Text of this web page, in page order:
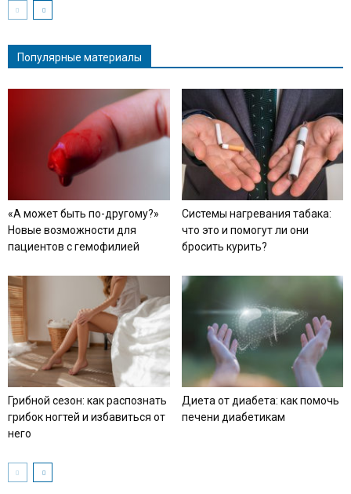
Популярные материалы
«А может быть по-другому?»
Новые возможности для
пациентов с гемофилией
Системы нагревания табака:
что это и помогут ли они
бросить курить?
Грибной сезон: как распознать
грибок ногтей и избавиться от
него
Диета от диабета: как помочь
печени диабетикам